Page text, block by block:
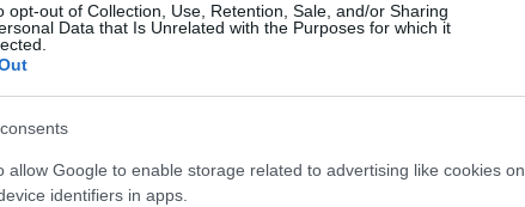
opt-out of Collection, Use, Retention, Sale, and/or Sharing
Data that Is Unrelated with the Purposes for which it
allow Google to enable storage related to advertising like cookies on
identifiers in apps.
Paks II.: Mit jelent az 5. blokk új
mérföldköve a felülvizsgálat